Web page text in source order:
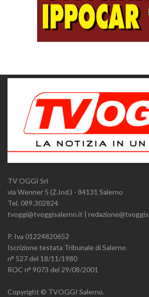
TV OGGI Srl
via Wenner 5 (Z.Ind.) - 84131 Salerno
Tel. 089.302824
tvoggi@tvoggisalerno.it |
P. Iva 01224820652
Iscrizione testata Tribunale di Salerno
n° 527 del 18/11/1980
ROC n° 9073 del 29/08/2001
Copyright © TVOGGI Salerno.